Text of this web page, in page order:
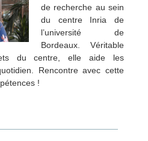
de recherche au sein
du centre Inria de
l’université de
Bordeaux. Véritable
du centre, elle aide les
Rencontre avec cette
!